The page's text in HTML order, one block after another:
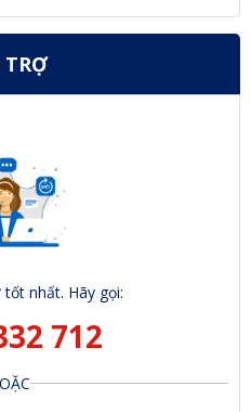
TRỢ
nhất. Hãy gọi:
712